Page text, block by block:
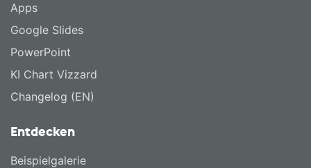
Apps
Google Slides
PowerPoint
KI Chart Vizzard
Changelog (EN)
Entdecken
Beispielgalerie